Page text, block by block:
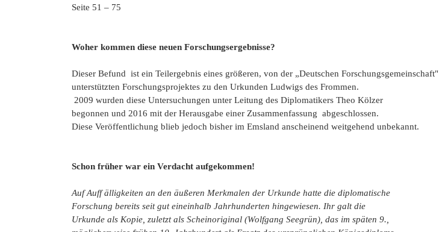
Seite 51 – 75
Woher kommen diese neuen Forschungsergebnisse?
Dieser Befund ist ein Teilergebnis eines größeren, von der „Deutschen Forschungsgemeinschaft"
unterstützten Forschungsprojektes zu den Urkunden Ludwigs des Frommen.
2009 wurden diese Untersuchungen unter Leitung des Diplomatikers Theo Kölzer
begonnen und 2016 mit der Herausgabe einer Zusammenfassung abgeschlossen.
Diese Veröffentlichung blieb jedoch bisher im Emsland anscheinend weitgehend unbekannt.
Schon früher war ein Verdacht aufgekommen!
Auf Auff älligkeiten an den äußeren Merkmalen der Urkunde hatte die diplomatische
Forschung bereits seit gut eineinhalb Jahrhunderten hingewiesen. Ihr galt die
Urkunde als Kopie, zuletzt als Scheinoriginal (Wolfgang Seegrün), das im späten 9.,